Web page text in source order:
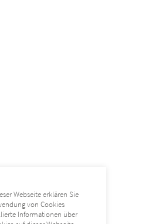
Webseite erklären Sie
von Cookies
Informationen über